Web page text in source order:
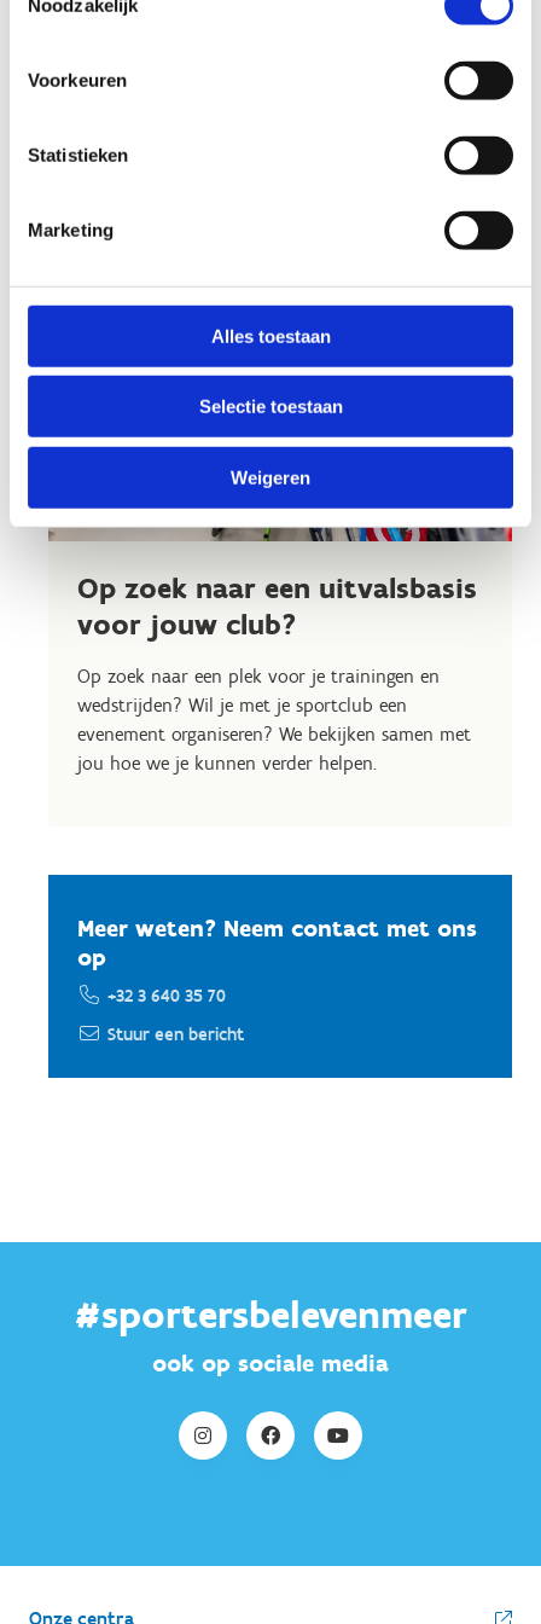
Noodzakelijk
Voorkeuren
Statistieken
Marketing
Alles toestaan
Selectie toestaan
Weigeren
(binnen onze openingsuren) beschikbaar. Kom jij
Op zoek naar een uitvalsbasis
voor jouw club?
Op zoek naar een plek voor je trainingen en
wedstrijden? Wil je met je sportclub een
evenement organiseren? We bekijken samen met
jou hoe we je kunnen verder helpen.
Meer weten? Neem contact met ons
op
+32 3 640 35 70
Stuur een bericht
#sportersbelevenmeer
ook op sociale media
Onze centra